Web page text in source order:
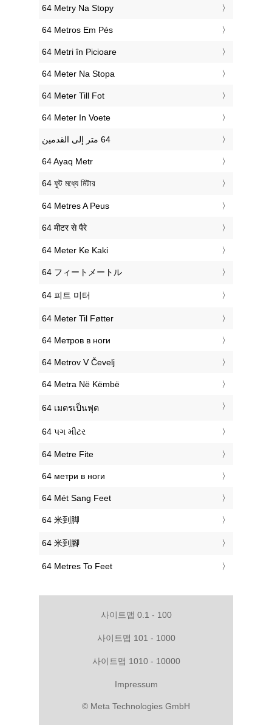
‎64 Metry Na Stopy
‎64 Metros Em Pés
‎64 Metri în Picioare
‎64 Meter Na Stopa
‎64 Meter Till Fot
‎64 Meter In Voete
‎64 Ayaq Metr
‎64 ফুট মধ্যে মিটার
‎64 Metres A Peus
‎64 मीटर से पैरे
‎64 Meter Ke Kaki
‎64 フィートメートル
‎64 피트 미터
‎64 Meter Til Føtter
‎64 Метров в ноги
‎64 Metrov V Čevelj
‎64 Metra Në Këmbë
‎64 เมตรเป็นฟุต
‎64 પગ મીટર
‎64 Metre Fite
‎64 метри в ноги
‎64 Mét Sang Feet
‎64 米到脚
‎64 米到腳
‎64 Metres To Feet
사이트맵 0.1 - 100
사이트맵 101 - 1000
사이트맵 1010 - 10000
Impressum
© Meta Technologies GmbH